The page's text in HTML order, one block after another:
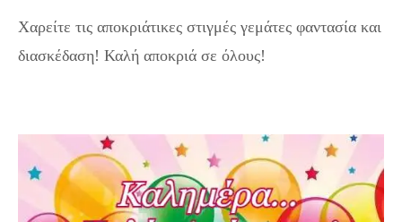
Χαρείτε τις αποκριάτικες στιγμές γεμάτες φαντασία και
διασκέδαση! Καλή αποκριά σε όλους!